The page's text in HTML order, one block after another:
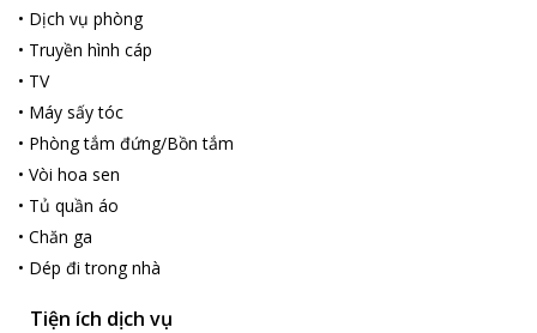
• Dịch vụ phòng
• Truyền hình cáp
• TV
• Máy sấy tóc
• Phòng tắm đứng/Bồn tắm
• Vòi hoa sen
• Tủ quần áo
• Chăn ga
• Dép đi trong nhà
Tiện ích dịch vụ